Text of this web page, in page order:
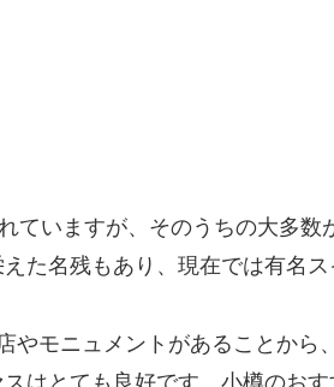
ていますが、そのうちの大多
た名残もあり、現在では有名
やモニュメントがあることか
はとても良好です。小樽のお